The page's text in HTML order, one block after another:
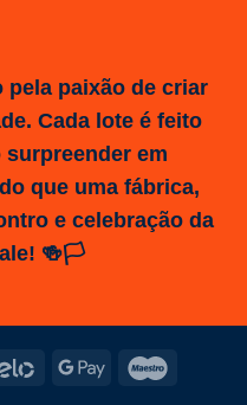
paixão de criar
Cada lote é feito
em
que uma fábrica,
e celebração da
🍻🏳️
Elo
Google